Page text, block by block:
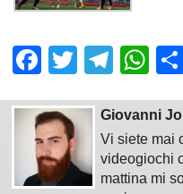
Facebook
Twitter
Giovanni
Vi siete mai
videogiochi
mattina mi